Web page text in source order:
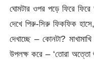
ঘোমটার ওপর পড়ে ফিরে ফিরে
দেখে পিরু-সিরু ফিকফিক
দেখাচ্ছে – কোনটা?
উপলক্ষ করে – ‘তোরা অত্তো